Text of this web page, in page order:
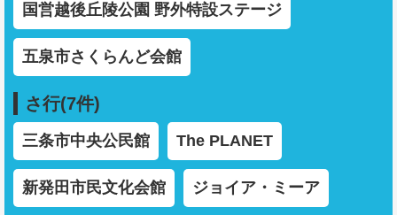
国営越後丘陵公園 野外特設ステージ
五泉市さくらんど会館
さ行(7件)
三条市中央公民館 The PLANET
新発田市民文化会館 ジョイア・ミーア